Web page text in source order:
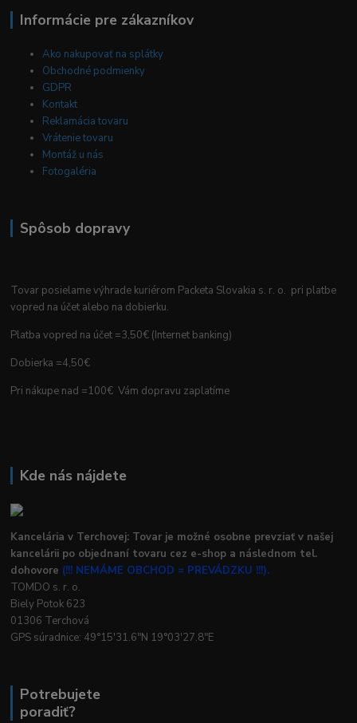
Informácie pre zákazníkov
Ako nakupovať na splátky
Obchodné podmienky
GDPR
Kontakt
Reklamácia tovaru
Vrátenie tovaru
Montáž u nás
Fotogaléria
Spôsob dopravy
Tovar posielame výhrade kuriérom Packeta Slovakia s. r. o. pri platbe
vopred na účet alebo na dobierku.
Platba vopred na účet =3,50€ (Internet banking)
Dobierka =4,50€
Pri nákupe nad =100€ Vám dopravu zaplatíme
Kde nás nájdete
Kancelária v Terchovej: Tovar je možné osobne prevziať v našej
kancelárii po objednaní tovaru cez e-shop a následnom tel.
dohovore (!!! NEMÁME OBCHOD = PREVÁDZKU !!!).
TOMDO s. r. o.
Biely Potok 623
01306 Terchová
GPS súradnice: 49°15'31.6"N 19°03'27.8"E
Potrebujete
poradiť?